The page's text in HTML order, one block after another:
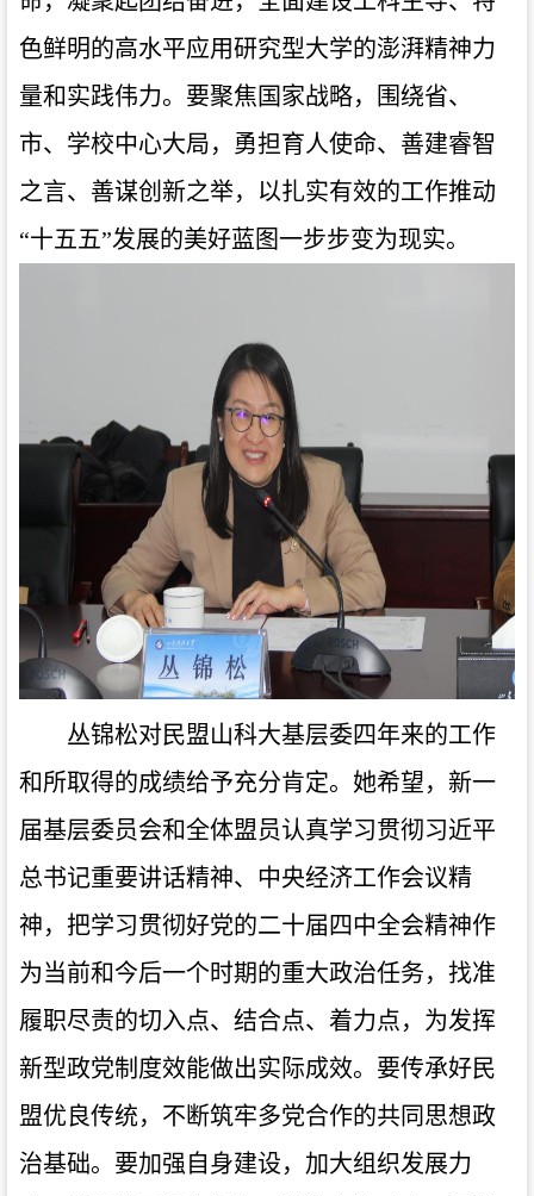
色鲜明的高水平应用研究型大学的澎湃精神力
量和实践伟力。要聚焦国家战略，围绕省、
市、学校中心大局，勇担育人使命、善建睿智
之言、善谋创新之举，以扎实有效的工作推动
“十五五”发展的美好蓝图一步步变为现实。
丛锦松对民盟山科大基层委四年来的工作
和所取得的成绩给予充分肯定。她希望，新一
届基层委员会和全体盟员认真学习贯彻习近平
总书记重要讲话精神、中央经济工作会议精
神，把学习贯彻好党的二十届四中全会精神作
为当前和今后一个时期的重大政治任务，找准
履职尽责的切入点、结合点、着力点，为发挥
新型政党制度效能做出实际成效。要传承好民
盟优良传统，不断筑牢多党合作的共同思想政
治基础。要加强自身建设，加大组织发展力